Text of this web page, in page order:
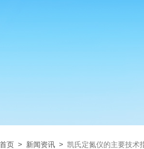
首页 > 新闻资讯 > 凯氏定氮仪的主要技术